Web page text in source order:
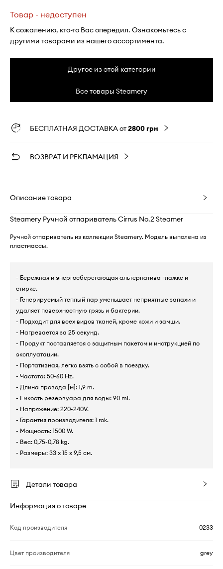
Товар - недоступен
К сожалению, кто-то Вас опередил. Ознакомьтесь с
другими товарами из нашего ассортимента.
Другое из этой категории
Все товары Steamery
БЕСПЛАТНАЯ ДОСТАВКА от2800 грн
ВОЗВРАТ И РЕКЛАМАЦИЯ
Описание товара
Steamery Ручной отпариватель Cirrus No.2 Steamer
Ручной отпариватель из коллекции Steamery. Модель выполена из
пластмассы.
- Бережная и энергосберегающая альтернатива глажке и
стирке.
- Генерируемый теплый пар уменьшает неприятные запахи и
удаляет поверхностную грязь и бактерии.
- Подходит для всех видов тканей, кроме кожи и замши.
- Нагревается за 25 секунд.
- Продукт поставляется с защитным пакетом и инструкцией по
эксплуатации.
- Портативная, легко взять с собой в поездку.
- Частота: 50-60 Hz.
- Длина провода [м]: 1,9 m.
- Емкость резервуара для воды: 90 ml.
- Напряжение: 220-240V.
- Гарантия производителя: 1 rok.
- Мощность: 1500 W.
- Вес: 0,75-0,78 kg.
- Размеры: 33 x 15 x 9,5 см.
Детали товара
Информация о товаре
Код производителя 0233
Цвет производителя grey